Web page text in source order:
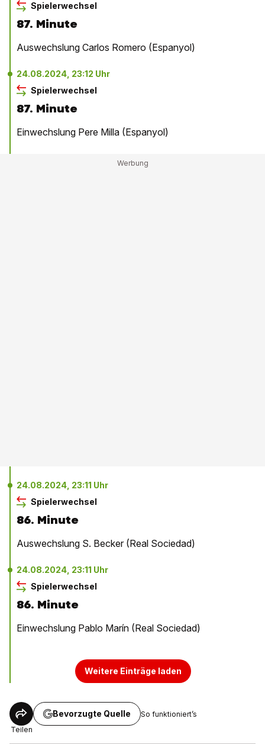
Spielerwechsel
87. Minute
Auswechslung Carlos Romero (Espanyol)
24.08.2024, 23:12 Uhr
Spielerwechsel
87. Minute
Einwechslung Pere Milla (Espanyol)
24.08.2024, 23:11 Uhr
Spielerwechsel
86. Minute
Auswechslung S. Becker (Real Sociedad)
24.08.2024, 23:11 Uhr
Spielerwechsel
86. Minute
Einwechslung Pablo Marín (Real Sociedad)
Weitere Einträge laden
Teilen
Bevorzugte Quelle So funktioniert’s